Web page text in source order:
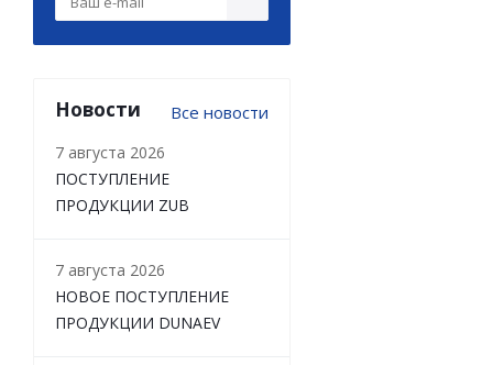
Новости Все новости
7 августа 2026
ПОСТУПЛЕНИЕ
ПРОДУКЦИИ ZUB
7 августа 2026
НОВОЕ ПОСТУПЛЕНИЕ
ПРОДУКЦИИ DUNAEV